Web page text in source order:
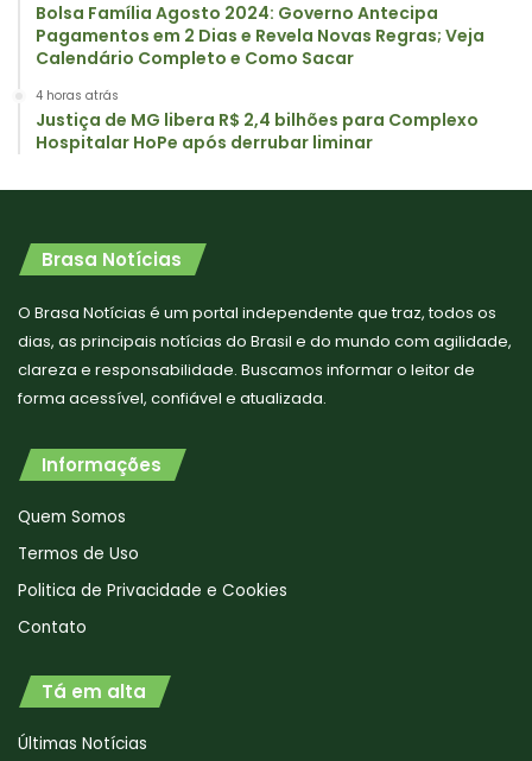
Bolsa Família Agosto 2024: Governo Antecipa
Pagamentos em 2 Dias e Revela Novas Regras; Veja
Calendário Completo e Como Sacar
4 horas atrás
Justiça de MG libera R$ 2,4 bilhões para Complexo
Hospitalar HoPe após derrubar liminar
Brasa Notícias
O Brasa Notícias é um portal independente que traz, todos os
dias, as principais notícias do Brasil e do mundo com agilidade,
clareza e responsabilidade. Buscamos informar o leitor de
forma acessível, confiável e atualizada.
Informações
Quem Somos
Termos de Uso
Politica de Privacidade e Cookies
Contato
Tá em alta
Últimas Notícias